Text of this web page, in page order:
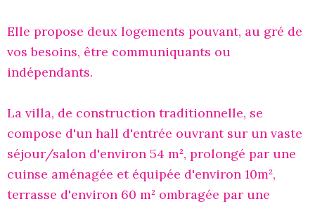
Elle propose deux logements pouvant, au gré de
vos besoins, être communiquants ou
indépendants.
La villa, de construction traditionnelle, se
compose d'un hall d'entrée ouvrant sur un vaste
séjour/salon d'environ 54 m², prolongé par une
cuinse aménagée et équipée d'environ 10m²,
terrasse d'environ 60 m² ombragée par une